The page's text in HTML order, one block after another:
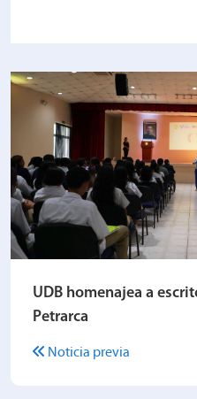
UDB homenajea a
Petrarca
Noticia previa